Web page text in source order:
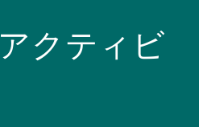
クティビ